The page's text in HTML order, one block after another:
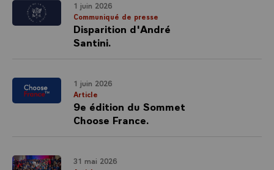
1 juin 2026
Communiqué de presse
Disparition d'André
Santini.
1 juin 2026
Article
9e édition du Sommet
Choose France.
31 mai 2026